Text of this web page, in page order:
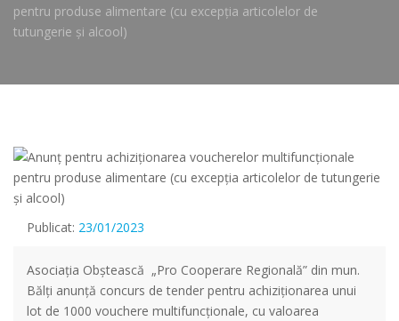
pentru produse alimentare (cu excepția articolelor de
tutungerie și alcool)
Publicat: 23/01/2023
Asociația Obștească „Pro Cooperare Regională” din mun.
Bălți anunță concurs de tender pentru achiziționarea unui
lot de 1000 vouchere multifuncționale, cu valoarea